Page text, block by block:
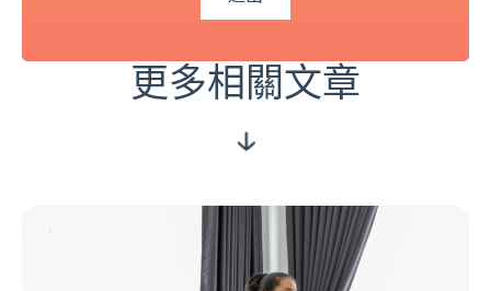
更多相關文章